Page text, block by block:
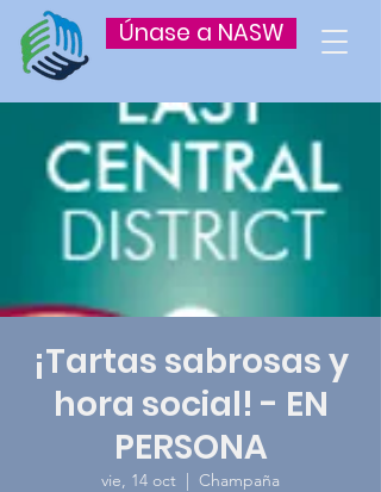
Únase a NASW
¡Tartas sabrosas y
hora social! - EN
PERSONA
vie, 14 oct
  |
Champaña